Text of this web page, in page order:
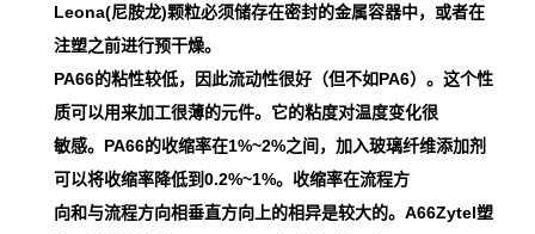
Leona(尼胺龙)颗粒必须储存在密封的金属容器中，或者在
注塑之前进行预干燥。
PA66的粘性较低，因此流动性很好（但不如PA6）。这个性
质可以用来加工很薄的元件。它的粘度对温度变化很
敏感。PA66的收缩率在1%~2%之间，加入玻璃纤维添加剂
可以将收缩率降低到0.2%~1%。收缩率在流程方
向和与流程方向相垂直方向上的相异是较大的。A66Zytel塑